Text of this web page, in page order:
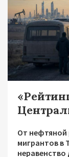
От нефтяной
мигрантов в